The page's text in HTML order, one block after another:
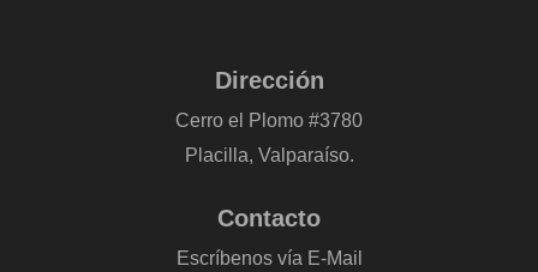
Dirección
Cerro el Plomo #3780
Placilla, Valparaíso.
Contacto
Escríbenos vía E-Mail